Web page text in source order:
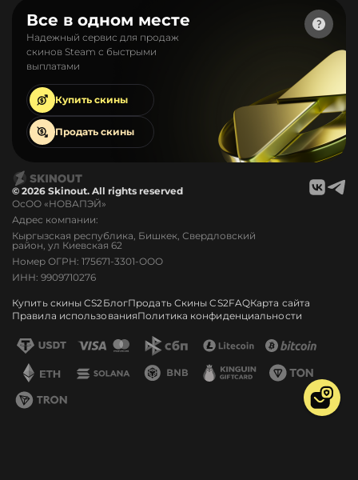
Все в одном месте
Надежный сервис для продаж
скинов Steam с быстрыми
выплатами
Купить скины
Продать скины
© 2026 Skinout. All rights reserved
ОсОО «НОВАПЭЙ»
Адрес компании:
Кыргызская республика, Бишкек, Свердловский
район, ул Киевская 62
Номер ОГРН: 175671-3301-ООО
ИНН: 9909710276
Купить скины CS2 БлогПродать Скины CS2FAQКарта сайта
Правила использованияПолитика конфиденциальности